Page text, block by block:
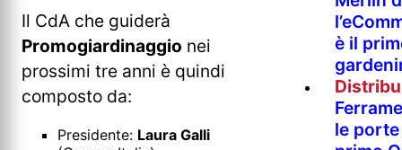
Il CdA che guiderà
Promogiardinaggio nei
prossimi tre anni è quindi
composto da:
Presidente: Laura Galli
è il
le